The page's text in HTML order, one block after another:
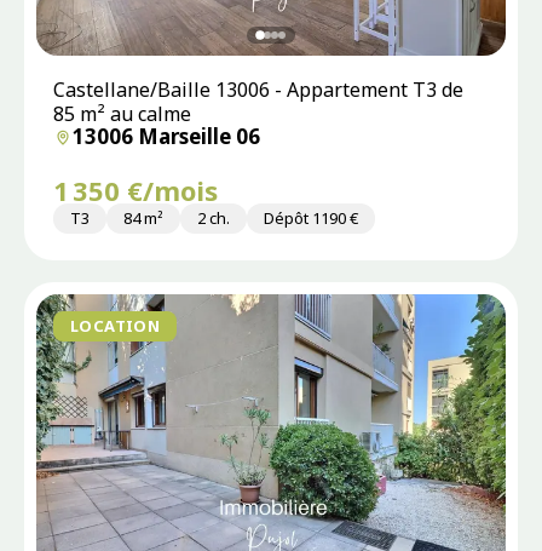
Castellane/Baille 13006 - Appartement T3 de
85 m² au calme
13006 Marseille 06
1 350 €/mois
T3 84 m² 2 ch. Dépôt 1190 €
LOCATION